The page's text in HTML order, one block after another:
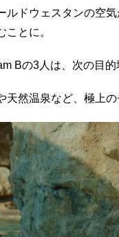
ルドウェスタンの空
ことに。
Bの3人は、次の目
天然温泉など、極上